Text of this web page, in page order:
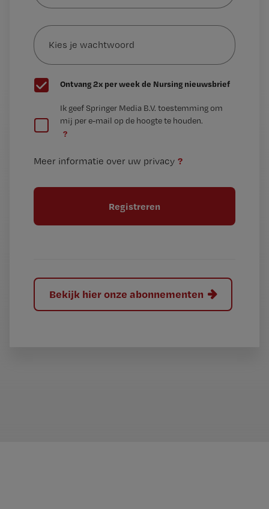
mailadres?
Kies
je
wachtwoord
G
e
t
Ontvang 2x per week de Nursing nieuwsbrief
e
t
l
Ik geef Springer Media B.V. toestemming om
mij per e-mail op de hoogte te houden.
?
Meer informatie over uw privacy ?
Bekijk hier onze abonnementen